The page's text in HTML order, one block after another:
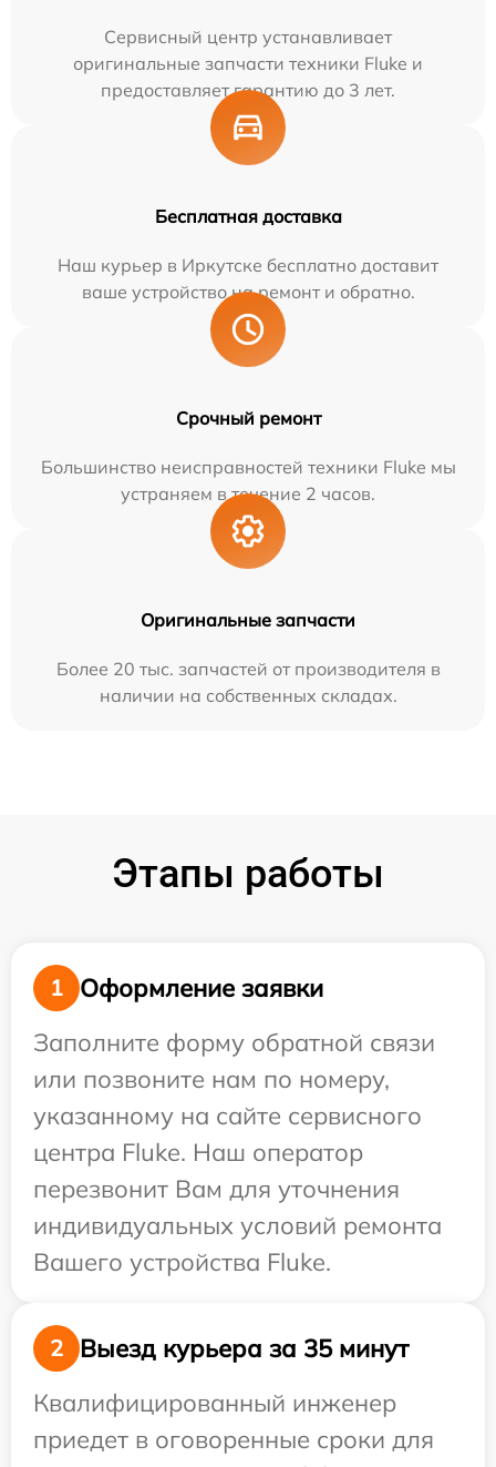
Сервисный центр устанавливает
оригинальные запчасти техники Fluke и
предоставляет гарантию до 3 лет.
Бесплатная доставка
Наш курьер в Иркутске бесплатно доставит
ваше устройство на ремонт и обратно.
Срочный ремонт
Большинство неисправностей техники Fluke мы
устраняем в течение 2 часов.
Оригинальные запчасти
Более 20 тыс. запчастей от производителя в
наличии на собственных складах.
Этапы работы
1
Оформление заявки
Заполните форму обратной связи
или позвоните нам по номеру,
указанному на сайте сервисного
центра Fluke. Наш оператор
перезвонит Вам для уточнения
индивидуальных условий ремонта
Вашего устройства Fluke.
2
Выезд курьера за 35 минут
Квалифицированный инженер
приедет в оговоренные сроки для